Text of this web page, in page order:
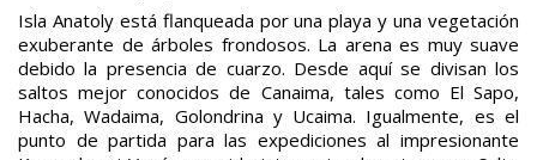
Isla Anatoly está flanqueada por una playa y una vegetación
exuberante de árboles frondosos. La arena es muy suave
debido la presencia de cuarzo. Desde aquí se divisan los
saltos mejor conocidos de Canaima, tales como El Sapo,
Hacha, Wadaima, Golondrina y Ucaima. Igualmente, es el
punto de partida para las expediciones al impresionante